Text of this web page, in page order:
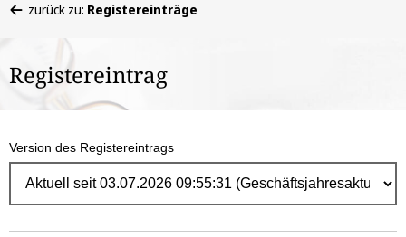
befinden
hier:
zurück zu: Registereinträge
Registereintrag
Version des Registereintrags